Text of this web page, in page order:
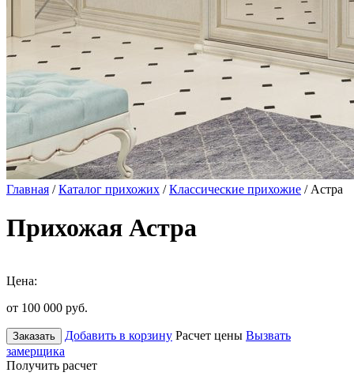
Главная /Каталог прихожих /Классические прихожие / Астра
Прихожая Астра
Цена:
от 100 000 руб.
Заказать Добавить в корзину Расчет цены Вызвать
замерщика
Получить расчет